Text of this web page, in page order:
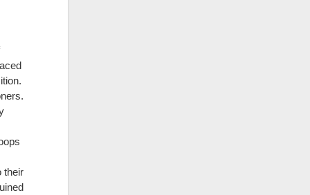
their